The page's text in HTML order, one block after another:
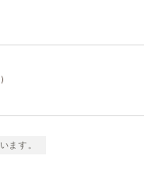
ます。